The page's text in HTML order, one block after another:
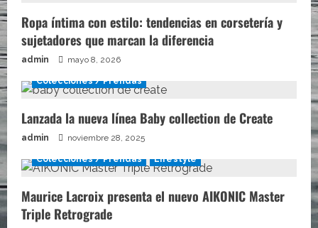
Ropa íntima con estilo: tendencias en corsetería y
sujetadores que marcan la diferencia
admin mayo 8, 2026
Colecciones / Prendas
Lanzada la nueva línea Baby collection de Create
admin noviembre 28, 2025
Colecciones / Prendas Lifestyle
Maurice Lacroix presenta el nuevo AIKONIC Master
Triple Retrograde